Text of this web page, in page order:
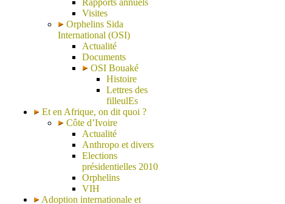
Rapports annuels
Visites
Orphelins Sida
International (OSI)
Actualité
Documents
OSI Bouaké
Histoire
Lettres des
filleulEs
Et en Afrique, on dit quoi ?
Côte d’Ivoire
Actualité
Anthropo et divers
Elections
présidentielles 2010
Orphelins
VIH
Adoption internationale et